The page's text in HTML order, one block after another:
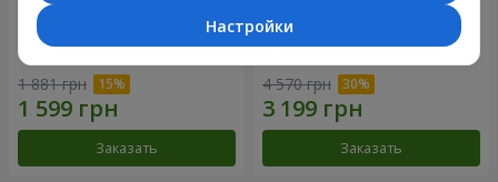
Букет "Дзинтарс"
1 881 грн
Заказать
Букет "Your Smile"
4 570 грн
Заказать
Настройки